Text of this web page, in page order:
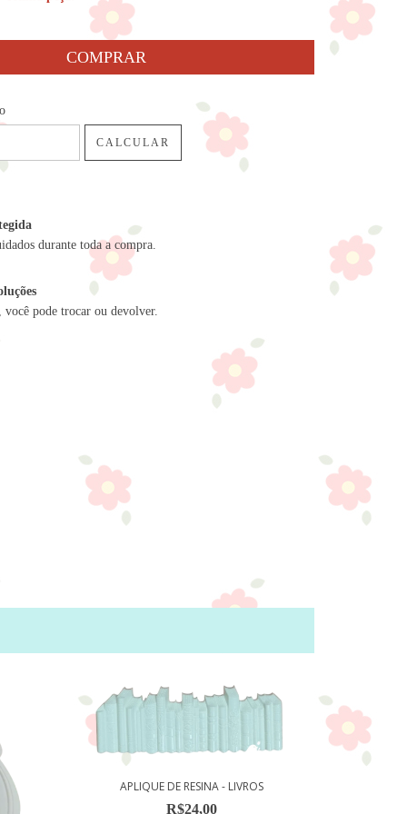
CALCULAR
durante toda a compra.
você pode trocar ou devolver.
APLIQUE DE RESINA - LIVROS
R$24,00